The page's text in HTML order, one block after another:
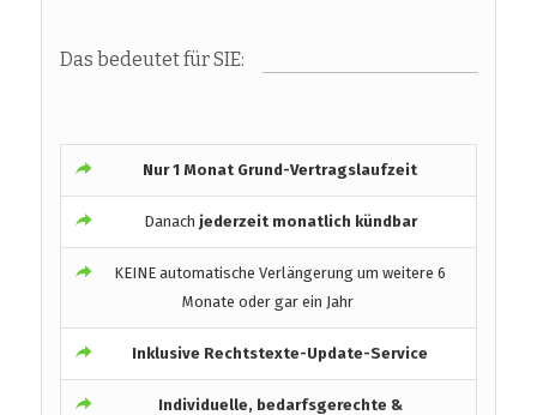
Das bedeutet für SIE:
Nur 1 Monat Grund-Vertragslaufzeit
Danach jederzeit monatlich kündbar
KEINE automatische Verlängerung um weitere 6
Monate oder gar ein Jahr
Inklusive Rechtstexte-Update-Service
Individuelle, bedarfsgerechte &